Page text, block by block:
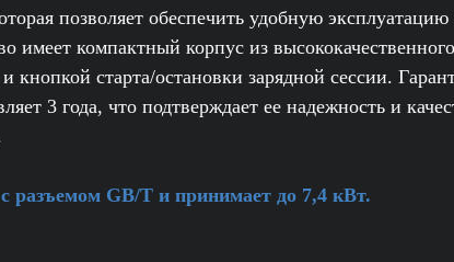
позволяет обеспечить удобную эксплуатацию
имеет компактный корпус из
кнопкой старта/остановки зарядной сессии.
3 года, что подтверждает ее надежность и
разъемом GB/T и принимает до 7,4 кВт.